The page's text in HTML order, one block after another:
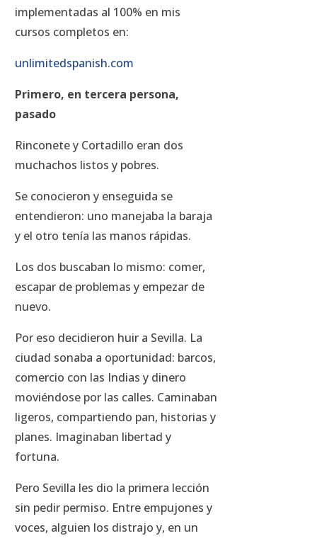
implementadas al 100% en mis
cursos completos en:
unlimitedspanish.com
Primero, en tercera persona,
pasado
Rinconete y Cortadillo eran dos
muchachos listos y pobres.
Se conocieron y enseguida se
entendieron: uno manejaba la baraja
y el otro tenía las manos rápidas.
Los dos buscaban lo mismo: comer,
escapar de problemas y empezar de
nuevo.
Por eso decidieron huir a Sevilla. La
ciudad sonaba a oportunidad: barcos,
comercio con las Indias y dinero
moviéndose por las calles. Caminaban
ligeros, compartiendo pan, historias y
planes. Imaginaban libertad y
fortuna.
Pero Sevilla les dio la primera lección
sin pedir permiso. Entre empujones y
voces, alguien los distrajo y, en un